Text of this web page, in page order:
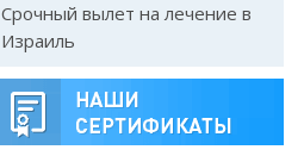
Срочный вылет на лечение в
Израиль